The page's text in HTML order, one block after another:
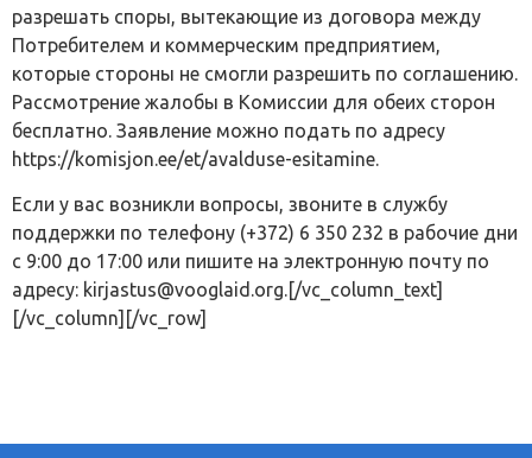
разрешать споры, вытекающие из договора между
Потребителем и коммерческим предприятием,
которые стороны не смогли разрешить по соглашению.
Рассмотрение жалобы в Комиссии для обеих сторон
бесплатно. Заявление можно подать по адресу
https://komisjon.ee/et/avalduse-esitamine.
Если у вас возникли вопросы, звоните в службу
поддержки по телефону (+372) 6 350 232 в рабочие дни
с 9:00 до 17:00 или пишите на электронную почту по
адресу: kirjastus@vooglaid.org.[/vc_column_text]
[/vc_column][/vc_row]